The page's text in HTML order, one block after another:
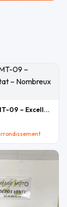
Yamaha MT-09 – Excellent état – Nombreux équipemen